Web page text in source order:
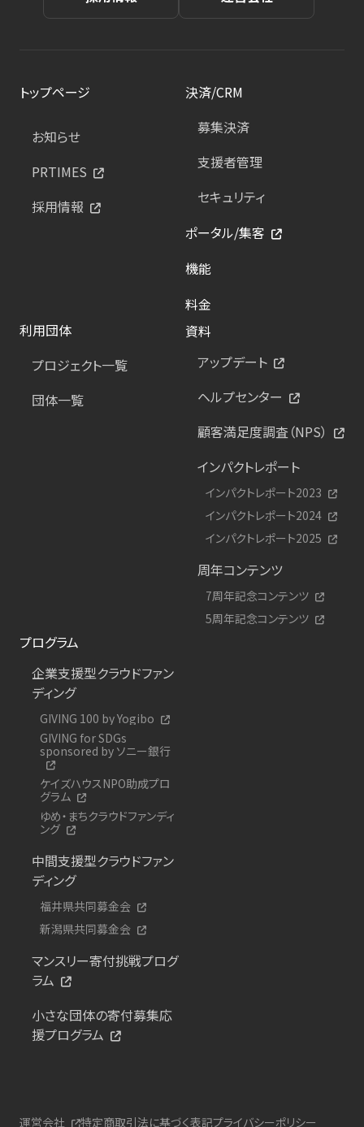
トップページ
お知らせ
PRTIMES
採用情報
決済/CRM
募集決済
支援者管理
セキュリティ
ポータル/集客
機能
料金
利用団体
プロジェクト一覧
団体一覧
資料
アップデート
ヘルプセンター
顧客満足度調査（NPS）
インパクトレポート
インパクトレポート2023
インパクトレポート2024
インパクトレポート2025
周年コンテンツ
7周年記念コンテンツ
5周年記念コンテンツ
プログラム
企業支援型クラウドファン
ディング
GIVING 100 by Yogibo
GIVING for SDGs
sponsored by ソニー銀行
ケイズハウスNPO助成プロ
グラム
ゆめ・まちクラウドファンディ
ング
中間支援型クラウドファン
ディング
福井県共同募金会
新潟県共同募金会
マンスリー寄付挑戦プログ
ラム
小さな団体の寄付募集応
援プログラム
運営会社 特定商取引法に基づく表記プライバシーポリシー